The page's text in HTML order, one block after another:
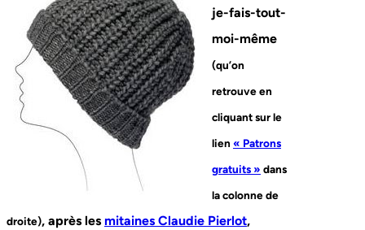
je-fais-tout-
moi-même
(qu’on
retrouve en
cliquant sur le
lien « Patrons
gratuits » dans
la colonne de
droite), après les mitaines Claudie Pierlot,